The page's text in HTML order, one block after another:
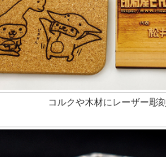
コルクや木材にレーザー彫刻